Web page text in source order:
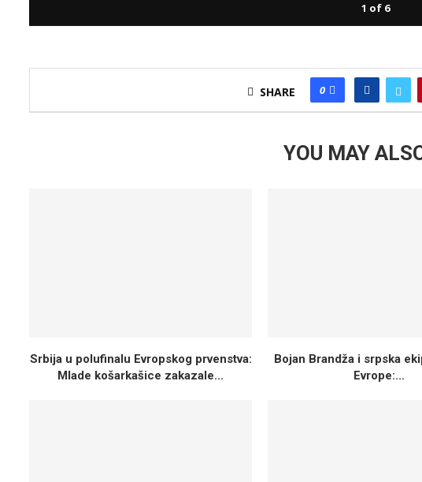
1 of 6
SHARE 0
YOU MAY
Srbija u polufinalu Evropskog prvenstva:
Mlade košarkašice zakazale...
Bojan Brandža i srpska
Evrope:...